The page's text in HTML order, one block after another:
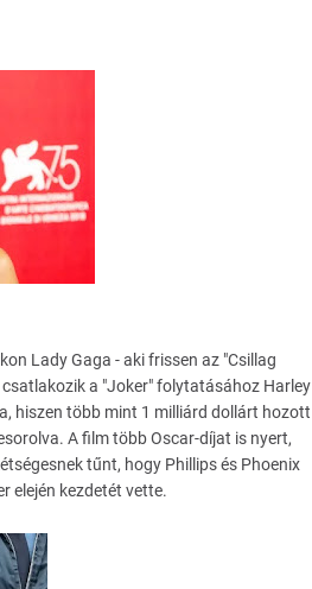
Lady Gaga - aki frissen az "Csillag
a "Joker" folytatásához Harley
hiszen több mint 1 milliárd dollárt hozott
A film több Oscar-díjat is nyert,
tűnt, hogy Phillips és Phoenix
elején kezdetét vette.